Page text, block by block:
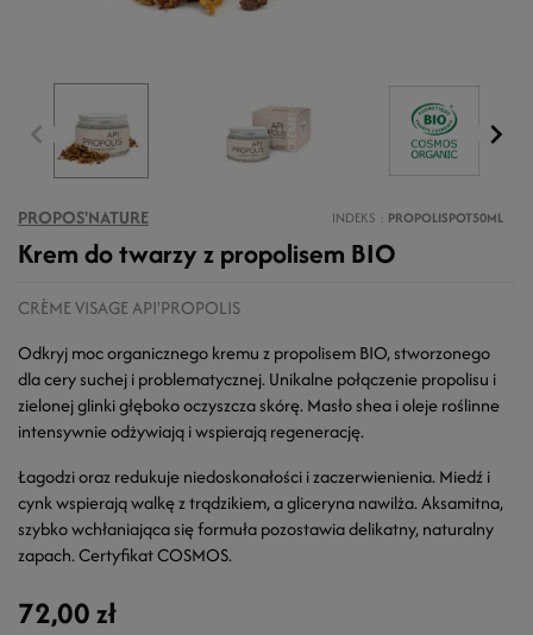
PROPOS'NATURE INDEKS PROPOLISPOT50ML
Krem do twarzy z propolisem BIO
CRÈME VISAGE API'PROPOLIS
Odkryj moc organicznego kremu z propolisem BIO, stworzonego
dla cery suchej i problematycznej. Unikalne połączenie propolisu i
zielonej glinki głęboko oczyszcza skórę. Masło shea i oleje roślinne
intensywnie odżywiają i wspierają regenerację.
Łagodzi oraz redukuje niedoskonałości i zaczerwienienia. Miedź i
cynk wspierają walkę z trądzikiem, a gliceryna nawilża. Aksamitna,
szybko wchłaniająca się formuła pozostawia delikatny, naturalny
zapach. Certyfikat COSMOS.
72,00 zł